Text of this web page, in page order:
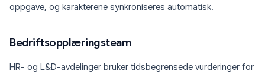
oppgave, og karakterene synkroniseres automatisk.
Bedriftsopplæringsteam
HR- og L&D-avdelinger bruker tidsbegrensede vurderinger for